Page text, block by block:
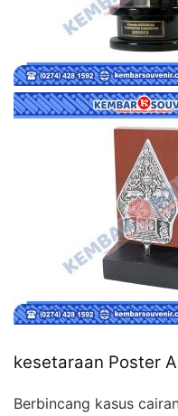
kesetaraan Poster
Berbincang kasus